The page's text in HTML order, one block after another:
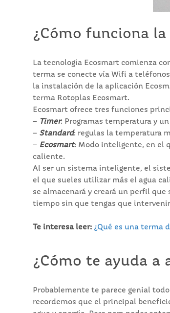
¿Cómo funciona
La tecnología Ecosmart comienza
terma se conecte vía Wifi a
la instalación de la aplicación
terma Rotoplas Ecosmart.
Ecosmart ofrece tres funciones
– Timer: Programas temperatura y
– Standard: regulas la temperatura
– Ecosmart: Modo inteligente, en el
caliente.
Al ser un sistema inteligente, el
el que sueles utilizar más el agua
se almacenará y creará un perfil
tiempo sin que tengas que
Te interesa leer: ¿Qué es una terma
¿Cómo te ayuda a
Probablemente te parece genial
recordemos que el principal